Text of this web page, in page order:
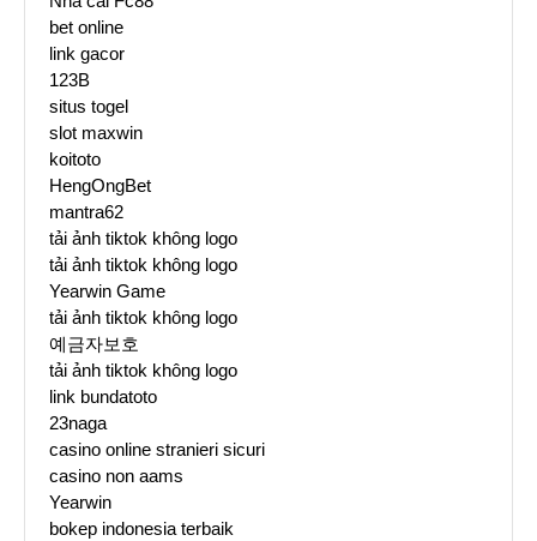
bet online
link gacor
123B
situs togel
slot maxwin
koitoto
HengOngBet
mantra62
tải ảnh tiktok không logo
tải ảnh tiktok không logo
Yearwin Game
tải ảnh tiktok không logo
예금자보호
tải ảnh tiktok không logo
link bundatoto
23naga
casino online stranieri sicuri
casino non aams
Yearwin
bokep indonesia terbaik